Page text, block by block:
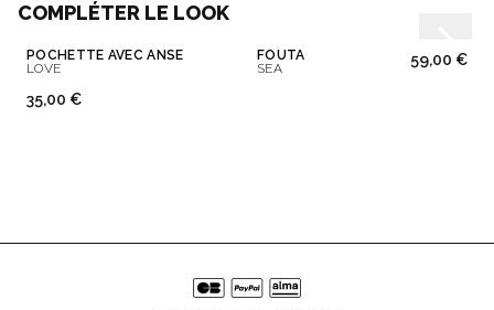
COMPLÉTER LE LOOK
POCHETTE AVEC ANSE
LOVE
35,00 €
FOUTA
SEA
59,00 €